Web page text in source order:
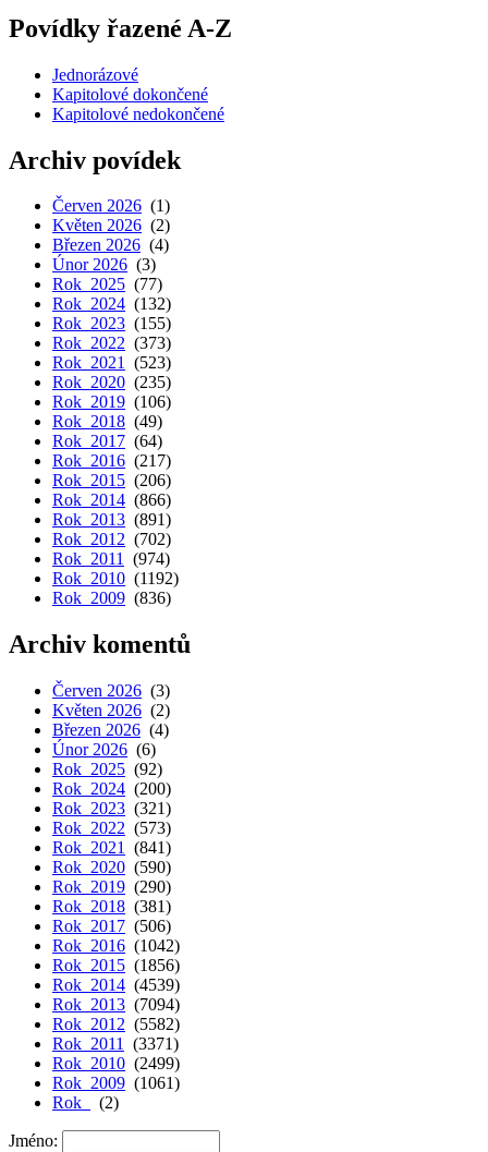
Povídky řazené A-Z
Jednorázové
Kapitolové dokončené
Kapitolové nedokončené
Archiv povídek
Červen 2026 (1)
Květen 2026 (2)
Březen 2026 (4)
Únor 2026 (3)
Rok 2025 (77)
Rok 2024 (132)
Rok 2023 (155)
Rok 2022 (373)
Rok 2021 (523)
Rok 2020 (235)
Rok 2019 (106)
Rok 2018 (49)
Rok 2017 (64)
Rok 2016 (217)
Rok 2015 (206)
Rok 2014 (866)
Rok 2013 (891)
Rok 2012 (702)
Rok 2011 (974)
Rok 2010 (1192)
Rok 2009 (836)
Archiv komentů
Červen 2026 (3)
Květen 2026 (2)
Březen 2026 (4)
Únor 2026 (6)
Rok 2025 (92)
Rok 2024 (200)
Rok 2023 (321)
Rok 2022 (573)
Rok 2021
(841)
Rok 2020 (590)
Rok 2019 (290)
Rok 2018 (381)
Rok 2017 (506)
Rok 2016 (1042)
Rok 2015 (1856)
Rok 2014 (4539)
Rok 2013 (7094)
Rok 2012 (5582)
Rok 2011
(3371)
Rok 2010 (2499)
Rok 2009 (1061)
Rok
(2)
Jméno: